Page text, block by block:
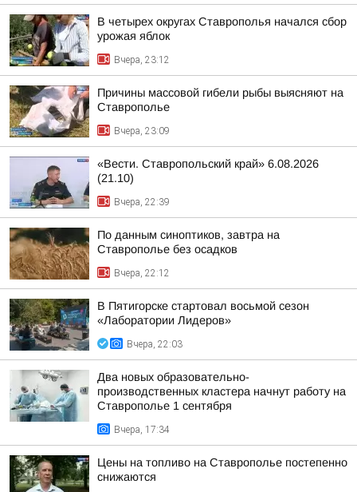
В четырех округах Ставрополья начался сбор
урожая яблок
Вчера, 23:12
Причины массовой гибели рыбы выясняют на
Ставрополье
Вчера, 23:09
«Вести. Ставропольский край» 6.08.2026
(21.10)
Вчера, 22:39
По данным синоптиков, завтра на
Ставрополье без осадков
Вчера, 22:12
В Пятигорске стартовал восьмой сезон
«Лаборатории Лидеров»
Вчера, 22:03
Два новых образовательно-
производственных кластера начнут работу на
Ставрополье 1 сентября
Вчера, 17:34
Цены на топливо на Ставрополье постепенно
снижаются